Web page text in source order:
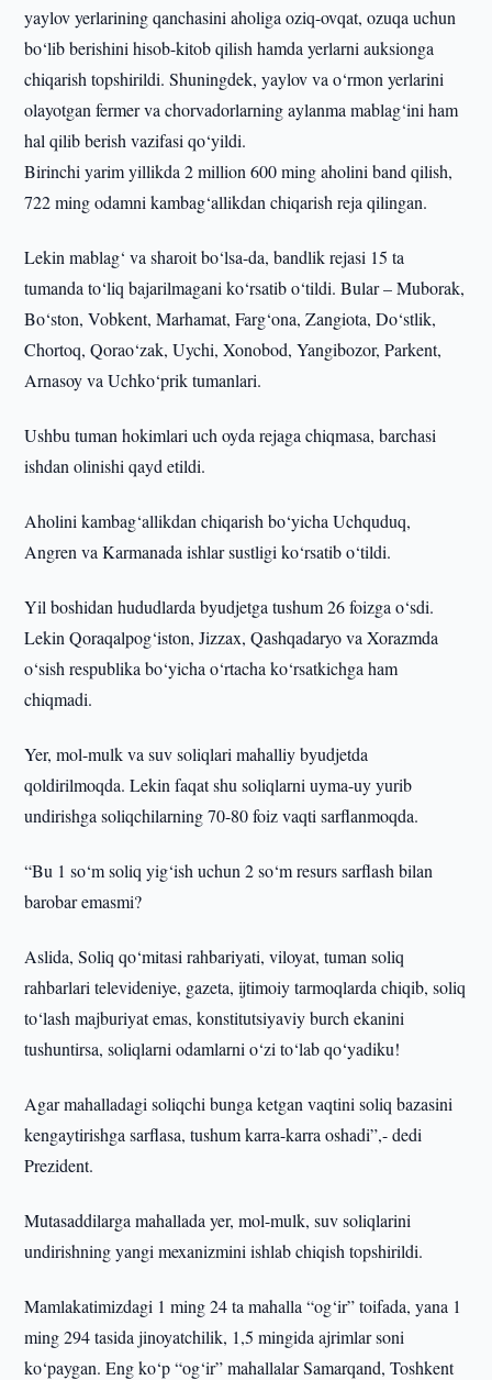
yaylov yerlarining qanchasini aholiga oziq-ovqat, ozuqa uchun
bo‘lib berishini hisob-kitob qilish hamda yerlarni auksionga
chiqarish topshirildi. Shuningdek, yaylov va o‘rmon yerlarini
olayotgan fermer va chorvadorlarning aylanma mablag‘ini ham
hal qilib berish vazifasi qo‘yildi.
Birinchi yarim yillikda 2 million 600 ming aholini band qilish,
722 ming odamni kambag‘allikdan chiqarish reja qilingan.
Lekin mablag‘ va sharoit bo‘lsa-da, bandlik rejasi 15 ta
tumanda to‘liq bajarilmagani ko‘rsatib o‘tildi. Bular – Muborak,
Bo‘ston, Vobkent, Marhamat, Farg‘ona, Zangiota, Do‘stlik,
Chortoq, Qorao‘zak, Uychi, Xonobod, Yangibozor, Parkent,
Arnasoy va Uchko‘prik tumanlari.
Ushbu tuman hokimlari uch oyda rejaga chiqmasa, barchasi
ishdan olinishi qayd etildi.
Aholini kambag‘allikdan chiqarish bo‘yicha Uchquduq,
Angren va Karmanada ishlar sustligi ko‘rsatib o‘tildi.
Yil boshidan hududlarda byudjetga tushum 26 foizga o‘sdi.
Lekin Qoraqalpog‘iston, Jizzax, Qashqadaryo va Xorazmda
o‘sish respublika bo‘yicha o‘rtacha ko‘rsatkichga ham
chiqmadi.
Yer, mol-mulk va suv soliqlari mahalliy byudjetda
qoldirilmoqda. Lekin faqat shu soliqlarni uyma-uy yurib
undirishga soliqchilarning 70-80 foiz vaqti sarflanmoqda.
“Bu 1 so‘m soliq yig‘ish uchun 2 so‘m resurs sarflash bilan
barobar emasmi?
Aslida, Soliq qo‘mitasi rahbariyati, viloyat, tuman soliq
rahbarlari televideniye, gazeta, ijtimoiy tarmoqlarda chiqib, soliq
to‘lash majburiyat emas, konstitutsiyaviy burch ekanini
tushuntirsa, soliqlarni odamlarni o‘zi to‘lab qo‘yadiku!
Agar mahalladagi soliqchi bunga ketgan vaqtini soliq bazasini
kengaytirishga sarflasa, tushum karra-karra oshadi”,- dedi
Prezident.
Mutasaddilarga mahallada yer, mol-mulk, suv soliqlarini
undirishning yangi mexanizmini ishlab chiqish topshirildi.
Mamlakatimizdagi 1 ming 24 ta mahalla “og‘ir” toifada, yana 1
ming 294 tasida jinoyatchilik, 1,5 mingida ajrimlar soni
ko‘paygan. Eng ko‘p “og‘ir” mahallalar Samarqand, Toshkent